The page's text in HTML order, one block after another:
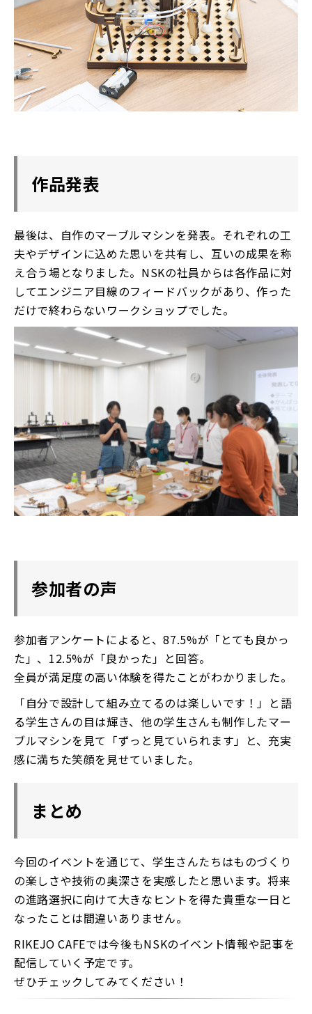
作品発表
最後は、自作のマーブルマシンを発表。それぞれの工
夫やデザインに込めた思いを共有し、互いの成果を称
え合う場となりました。NSKの社員からは各作品に対
してエンジニア目線のフィードバックがあり、作った
だけで終わらないワークショップでした。
参加者の声
参加者アンケートによると、87.5%が「とても良かっ
た」、12.5%が「良かった」と回答。
全員が満足度の高い体験を得たことがわかりました。
「自分で設計して組み立てるのは楽しいです！」と語
る学生さんの目は輝き、他の学生さんも制作したマー
ブルマシンを見て「ずっと見ていられます」と、充実
感に満ちた笑顔を見せていました。
まとめ
今回のイベントを通じて、学生さんたちはものづくり
の楽しさや技術の奥深さを実感したと思います。将来
の進路選択に向けて大きなヒントを得た貴重な一日と
なったことは間違いありません。
RIKEJO CAFEでは今後もNSKのイベント情報や記事を
配信していく予定です。
​​​​​​​ぜひチェックしてみてください！